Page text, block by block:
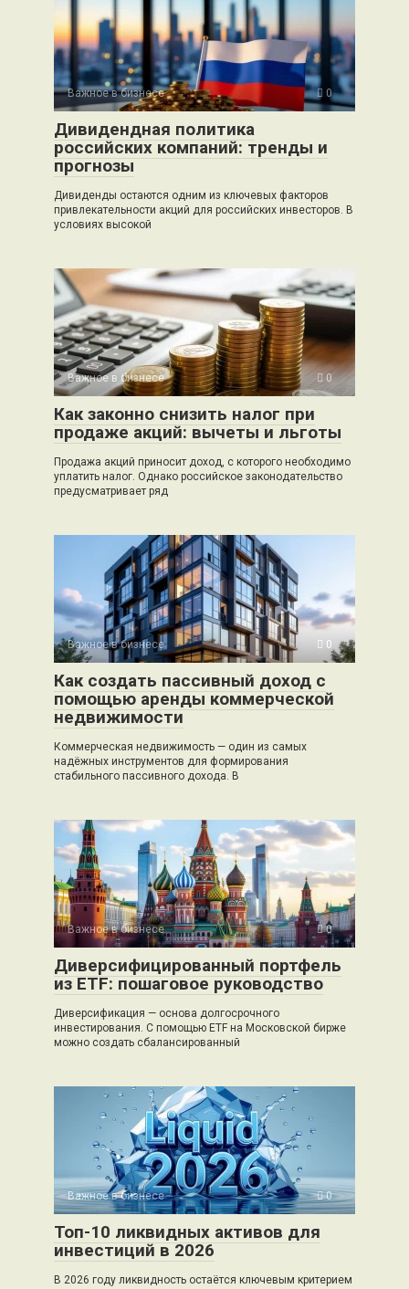
Важное в бизнесе 0
Дивидендная политика
российских компаний: тренды и
прогнозы
Дивиденды остаются одним из ключевых факторов
привлекательности акций для российских инвесторов. В
условиях высокой
Важное в бизнесе 0
Как законно снизить налог при
продаже акций: вычеты и льготы
Продажа акций приносит доход, с которого необходимо
уплатить налог. Однако российское законодательство
предусматривает ряд
Важное в бизнесе 0
Как создать пассивный доход с
помощью аренды коммерческой
недвижимости
Коммерческая недвижимость — один из самых
надёжных инструментов для формирования
стабильного пассивного дохода. В
Важное в бизнесе 0
Диверсифицированный портфель
из ETF: пошаговое руководство
Диверсификация — основа долгосрочного
инвестирования. С помощью ETF на Московской бирже
можно создать сбалансированный
Важное в бизнесе 0
Топ-10 ликвидных активов для
инвестиций в 2026
В 2026 году ликвидность остаётся ключевым критерием